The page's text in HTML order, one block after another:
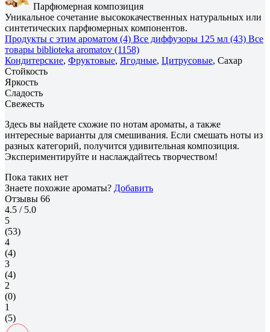
Парфюмерная композиция
Уникальное сочетание высококачественных натуральных или
синтетических парфюмерных компонентов.
Продукты с этим ароматом (4) Все диффузоры 125 мл (43) Все
товары biblioteka aromatov (1158)
Кондитерские, Фруктовые, Ягодные, Цитрусовые, Сахар
Стойкость
Яркость
Сладость
Свежесть
Здесь вы найдете схожие по нотам ароматы, а также
интересные варианты для смешивания. Если смешать ноты из
разных категорий, получится удивительная композиция.
Экспериментируйте и наслаждайтесь творчеством!
Пока таких нет
Знаете похожие ароматы? Добавить
Отзывы 66
4.5 / 5.0
5
(53)
4
(4)
3
(4)
2
(0)
1
(5)